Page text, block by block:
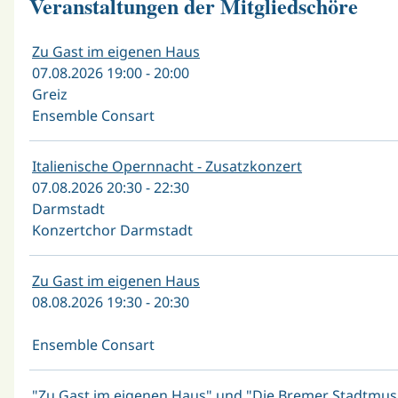
Zu Gast im eigenen Haus
07.08.2026 19:00 - 20:00
Greiz
Ensemble Consart
Italienische Opernnacht - Zusatzkonzert
07.08.2026 20:30 - 22:30
Darmstadt
Konzertchor Darmstadt
Zu Gast im eigenen Haus
08.08.2026 19:30 - 20:30
Ensemble Consart